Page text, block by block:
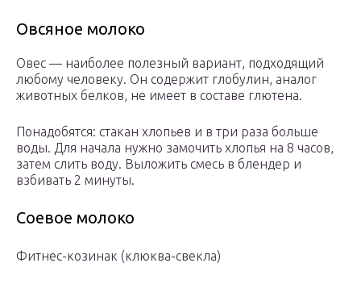
Овсяное молоко
Овес — наиболее полезный вариант, подходящий
любому человеку. Он содержит глобулин, аналог
животных белков, не имеет в составе глютена.
Понадобятся: стакан хлопьев и в три раза больше
воды. Для начала нужно замочить хлопья на 8 часов,
затем слить воду. Выложить смесь в блендер и
взбивать 2 минуты.
Соевое молоко
Фитнес-козинак (клюква-свекла)